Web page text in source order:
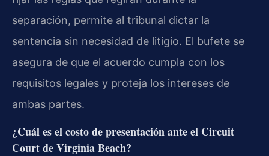
separación, permite al tribunal dictar la
sentencia sin necesidad de litigio. El bufete se
asegura de que el acuerdo cumpla con los
requisitos legales y proteja los intereses de
ambas partes.
¿Cuál es el costo de presentación ante el Circuit
Court de Virginia Beach?